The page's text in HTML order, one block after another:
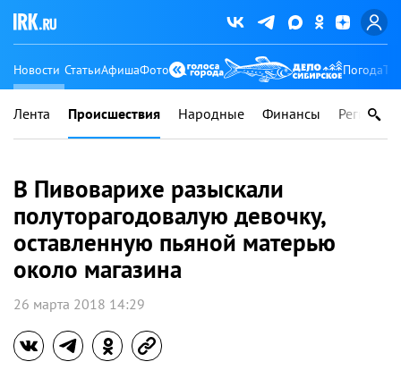
Новости СтатьиАфишаФото Погода
Лента Происшествия Народные Финансы Регионы
В Пивоварихе разыскали
полуторагодовалую девочку,
оставленную пьяной матерью
около магазина
26 марта 2018 14:29